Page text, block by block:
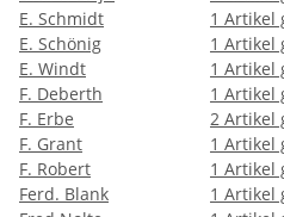
E. Schmidt
1 Artikel
E. Schönig
1 Artikel
E. Windt
1 Artikel
F. Deberth
1 Artikel
F. Erbe
2 Artikel
F. Grant
1 Artikel
F. Robert
1 Artikel
Ferd. Blank
1 Artikel